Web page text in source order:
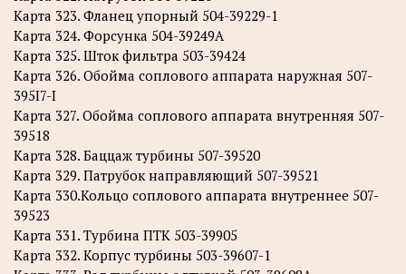
Карта 323. Фланец упорный 504-39229-1
Карта 324. Форсунка 504-39249А
Карта 325. Шток фильтра 503-39424
Карта 326. Обойма соплового аппарата наружная 507-
395I7-I
Карта 327. Обойма соплового аппарата внутренняя 507-
39518
Карта 328. Баццаж турбины 507-39520
Карта 329. Патрубок направляющий 507-39521
Карта 330.Кольцо соплового аппарата внутреннее 507-
39523
Карта 331. Турбина ПТК 503-39905
Карта 332. Корпус турбины 503-39607-1